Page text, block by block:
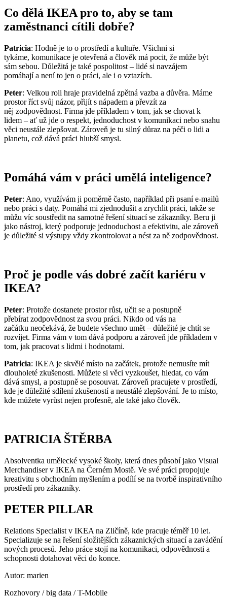
Co dělá IKEA pro to, aby se tam
zaměstnanci cítili dobře?
Patricia: Hodně je to o prostředí a kultuře. Všichni si
tykáme, komunikace je otevřená a člověk má pocit, že může být
sám sebou. Důležitá je také pospolitost – lidé si navzájem
pomáhají a není to jen o práci, ale i o vztazích.
Peter: Velkou roli hraje pravidelná zpětná vazba a důvěra. Máme
prostor říct svůj názor, přijít s nápadem a převzít za
něj zodpovědnost. Firma jde příkladem v tom, jak se chovat k
lidem – ať už jde o respekt, jednoduchost v komunikaci nebo snahu
věci neustále zlepšovat. Zároveň je tu silný důraz na péči o lidi a
planetu, což dává práci hlubší smysl.
Pomáhá vám v práci umělá inteligence?
Peter: Ano, využívám ji poměrně často, například při psaní e-mailů
nebo práci s daty. Pomáhá mi zjednodušit a zrychlit práci, takže se
můžu víc soustředit na samotné řešení situací se zákazníky. Beru ji
jako nástroj, který podporuje jednoduchost a efektivitu, ale zároveň
je důležité si výstupy vždy zkontrolovat a nést za ně zodpovědnost.
Proč je podle vás dobré začít kariéru v
IKEA?
Peter: Protože dostanete prostor růst, učit se a postupně
přebírat zodpovědnost za svou práci. Nikdo od vás na
začátku neočekává, že budete všechno umět – důležité je chtít se
rozvíjet. Firma vám v tom dává podporu a zároveň jde příkladem v
tom, jak pracovat s lidmi i hodnotami.
Patricia: IKEA je skvělé místo na začátek, protože nemusíte mít
dlouholeté zkušenosti. Můžete si věci vyzkoušet, hledat, co vám
dává smysl, a postupně se posouvat. Zároveň pracujete v prostředí,
kde je důležité sdílení zkušeností a neustálé zlepšování. Je to místo,
kde můžete vyrůst nejen profesně, ale také jako člověk.
PATRICIA ŠTĚRBA
Absolventka umělecké vysoké školy, která dnes působí jako Visual
Merchandiser v IKEA na Černém Mostě. Ve své práci propojuje
kreativitu s obchodním myšlením a podílí se na tvorbě inspirativního
prostředí pro zákazníky.
PETER PILLAR
Relations Specialist v IKEA na Zličíně, kde pracuje téměř 10 let.
Specializuje se na řešení složitějších zákaznických situací a zavádění
nových procesů. Jeho práce stojí na komunikaci, odpovědnosti a
schopnosti dotahovat věci do konce.
Autor: marien
Rozhovory / big data / T-Mobile